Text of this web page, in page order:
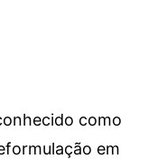
como
em